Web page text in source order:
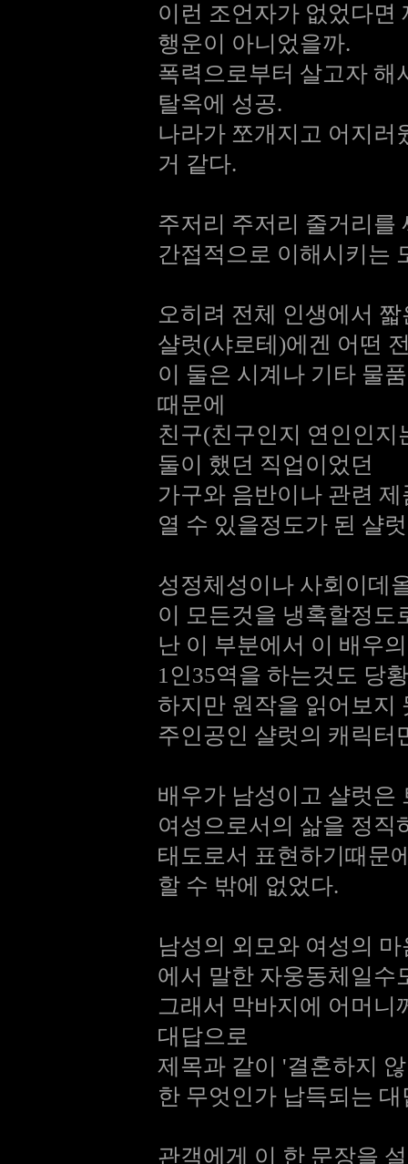
이런 조언자가 없었다면
행운이 아니었을까.
폭력으로부터 살고자 해
탈옥에 성공.
나라가 쪼개지고 어지러
거 같다.
주저리 주저리 줄거리를
간접적으로 이해시키는
오히려 전체 인생에서
샬럿(샤로테)에겐 어떤
이 둘은 시계나 기타 물
때문에
친구(친구인지 연인인지
둘이 했던 직업이었던
가구와 음반이나 관련
열 수 있을정도가 된 샬
성정체성이나 사회이데
이 모든것을 냉혹할정도
난 이 부분에서 이 배우
1인35역을 하는것도 당
하지만 원작을 읽어보지
주인공인 샬럿의 캐릭터
배우가 남성이고 샬럿은
여성으로서의 삶을 정직
태도로서 표현하기때문
할 수 밖에 없었다.
남성의 외모와 여성의
에서 말한 자웅동체일수
그래서 막바지에 어머니
대답으로
제목과 같이 '결혼하지
한 무엇인가 납득되는
관객에게 이 한 문장을